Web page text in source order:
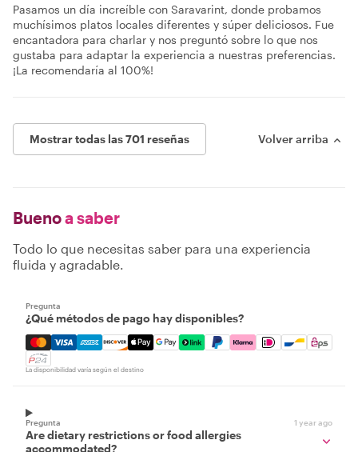
Pasamos un día increíble con Saravarint, donde probamos
muchísimos platos locales diferentes y súper deliciosos. Fue
encantadora para charlar y nos preguntó sobre lo que nos
gustaba para adaptar la experiencia a nuestras preferencias.
¡La recomendaría al 100%!
Mostrar todas las 701 reseñas Volver arriba
Buenoa saber
Todo lo que necesitas saber para una experiencia
fluida y agradable.
Pregunta
¿Qué métodos de pago hay disponibles?
Mastercard, Visa, Amex, Discover, Apple Pay, Google
La disponibilidad varía según el destino
Pregunta 1 year ago
Are dietary restrictions or food allergies
accommodated?